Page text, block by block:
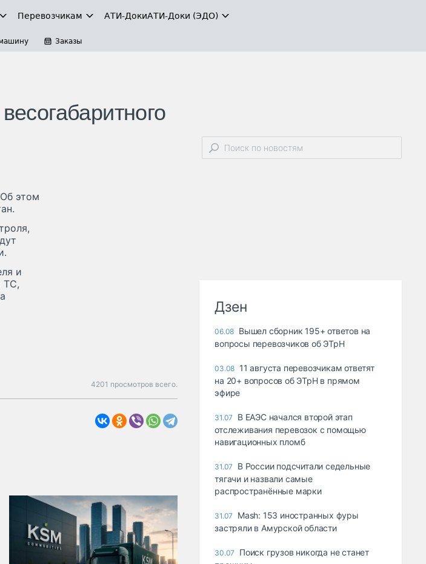
Перевозчикам АТИ-ДокиАТИ-Доки (ЭДО)
Заказы
этом
и
ТС,
4201 просмотров всего.
Дзен
06.08 Вышел сборник 195+ ответов на
вопросы перевозчиков об ЭТрН
03.08 11 августа перевозчикам ответят
на 20+ вопросов об ЭТрН в прямом
эфире
31.07
В ЕАЭС начался второй этап
отслеживания перевозок с помощью
навигационных пломб
31.07
В России подсчитали седельные
тягачи и назвали самые
распространённые марки
31.07
Mash: 153 иностранных фуры
застряли в Амурской области
30.07
Поиск грузов никогда не станет